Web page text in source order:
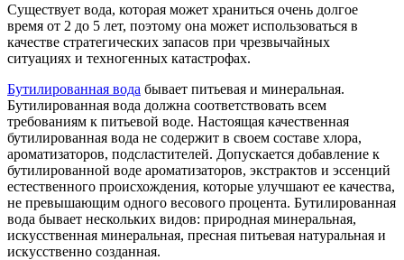
Существует вода, которая может храниться очень долгое
время от 2 до 5 лет, поэтому она может использоваться в
качестве стратегических запасов при чрезвычайных
ситуациях и техногенных катастрофах.
Бутилированная вода бывает питьевая и минеральная.
Бутилированная вода должна соответствовать всем
требованиям к питьевой воде. Настоящая качественная
бутилированная вода не содержит в своем составе хлора,
ароматизаторов, подсластителей. Допускается добавление к
бутилированной воде ароматизаторов, экстрактов и эссенций
естественного происхождения, которые улучшают ее качества,
не превышающим одного весового процента. Бутилированная
вода бывает нескольких видов: природная минеральная,
искусственная минеральная, пресная питьевая натуральная и
искусственно созданная.